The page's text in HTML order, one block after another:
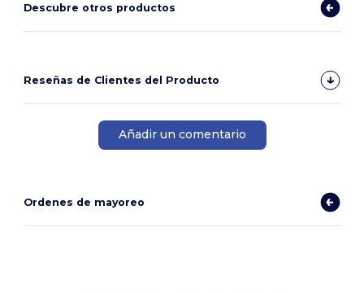
Descubre otros productos
Reseñas de Clientes del Producto
Añadir un comentario
Ordenes de mayoreo